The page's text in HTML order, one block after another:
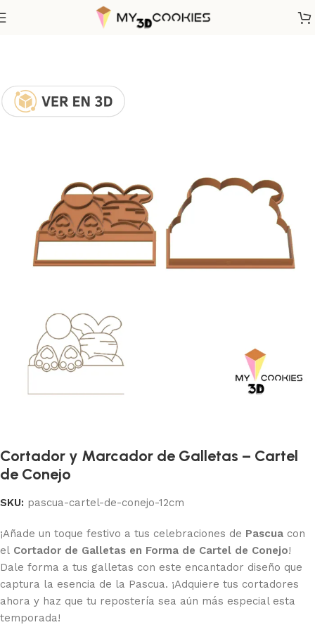
Fechas Calendarias Pascua
Cortador y Marcador de Galletas – Cartel
de Conejo
SKU: pascua-cartel-de-conejo-12cm
¡Añade un toque festivo a tus celebraciones de Pascua con
el Cortador de Galletas en Forma de Cartel de Conejo!
Dale forma a tus galletas con este encantador diseño que
captura la esencia de la Pascua. ¡Adquiere tus cortadores
ahora y haz que tu repostería sea aún más especial esta
temporada!